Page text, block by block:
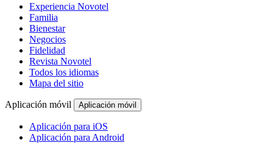
Experiencia Novotel
Familia
Bienestar
Negocios
Fidelidad
Revista Novotel
Todos los idiomas
Mapa del sitio
Aplicación móvil Aplicación móvil
Aplicación para iOS
Aplicación para Android